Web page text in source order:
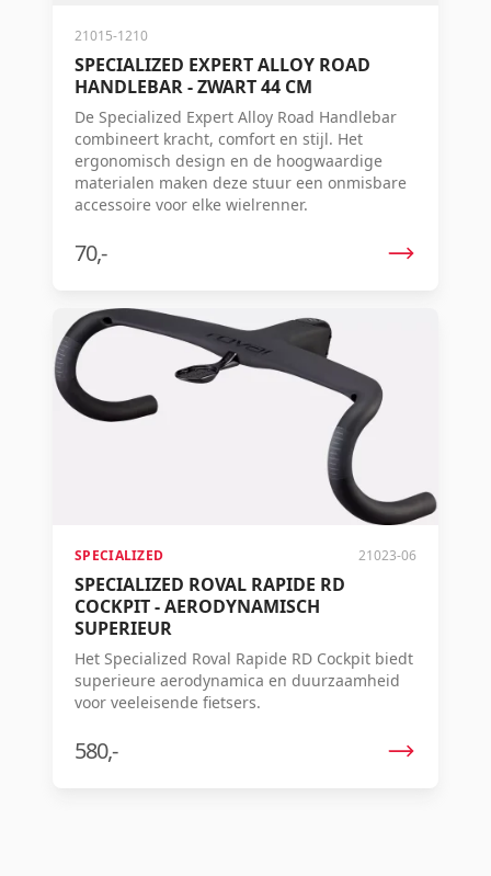
21015-1210
SPECIALIZED EXPERT ALLOY ROAD
HANDLEBAR - ZWART 44 CM
De Specialized Expert Alloy Road Handlebar
combineert kracht, comfort en stijl. Het
ergonomisch design en de hoogwaardige
materialen maken deze stuur een onmisbare
accessoire voor elke wielrenner.
70,-
SPECIALIZED 21023-06
SPECIALIZED ROVAL RAPIDE RD
COCKPIT - AERODYNAMISCH
SUPERIEUR
Het Specialized Roval Rapide RD Cockpit biedt
superieure aerodynamica en duurzaamheid
voor veeleisende fietsers.
580,-